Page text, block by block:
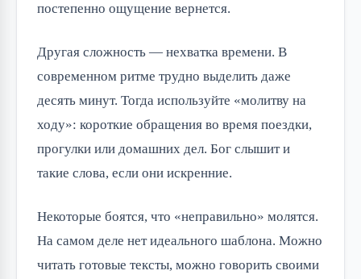
постепенно ощущение вернется.
Другая сложность — нехватка времени. В
современном ритме трудно выделить даже
десять минут. Тогда используйте «молитву на
ходу»: короткие обращения во время поездки,
прогулки или домашних дел. Бог слышит и
такие слова, если они искренние.
Некоторые боятся, что «неправильно» молятся.
На самом деле нет идеального шаблона. Можно
читать готовые тексты, можно говорить своими